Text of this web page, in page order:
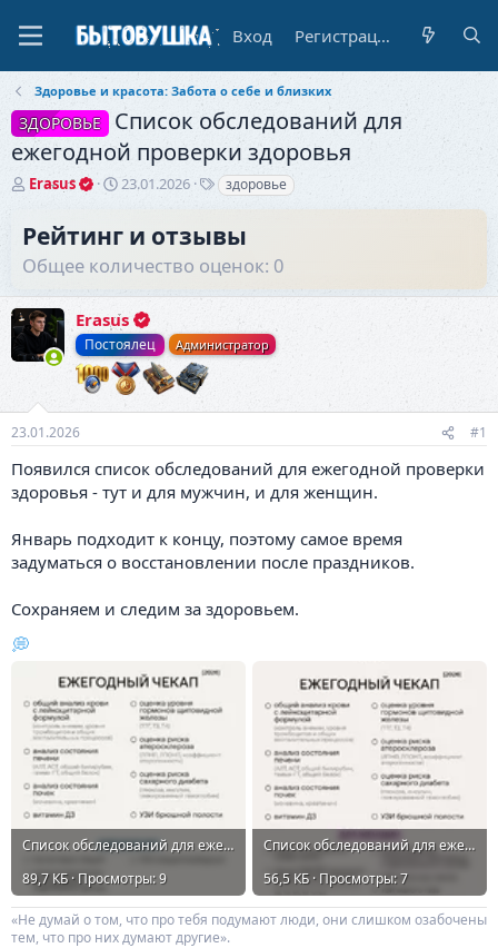
Вход Регистрация
Здоровье и красота: Забота о себе и близких
ЗДОРОВЬЕ
Список обследований для
ежегодной проверки здоровья
А
о
р
е
м
ы
Erasus
Д
н
ч
а
л
а
23.01.2026
Т
и
здоровье
Рейтинг и отзывы
Общее количество оценок: 0
Erasus
Постоялец Администратор
23.01.2026 #1
Появился список обследований для ежегодной проверки
здоровья - тут и для мужчин, и для женщин.
Январь подходит к концу, поэтому самое время
задуматься о восстановлении после праздников.
Сохраняем и следим за здоровьем.
💭
Список обследований для ежегодной проверки здоровья..webp
89,7 КБ · Просмотры: 9
Список обследований для ежегодной проверки здоровья....webp
56,5 КБ · Просмотры: 7
«Не думай о том, что про тебя подумают люди, они слишком озабочены
тем, что про них думают другие».